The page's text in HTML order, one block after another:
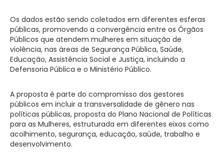
Os dados estão sendo coletados em diferentes esferas
públicas, promovendo a convergência entre os Órgãos
Públicos que atendem mulheres em situação de
violência, nas áreas de Segurança Pública, Saúde,
Educação, Assistência Social e Justiça, incluindo a
Defensoria Pública e o Ministério Público.
A proposta é parte do compromisso dos gestores
públicos em incluir a transversalidade de gênero nas
políticas públicas, proposta do Plano Nacional de Políticas
para as Mulheres, estruturada em diferentes eixos como
acolhimento, segurança, educação, saúde, trabalho e
desenvolvimento.